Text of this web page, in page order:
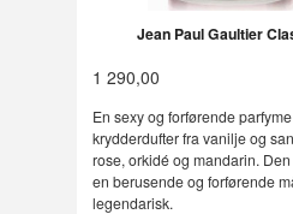
Jean Paul Gaultier
1 290,00
En sexy og forførende
krydderdufter fra vanilje og
rose, orkidé og mandarin.
en berusende og forførende
legendarisk.